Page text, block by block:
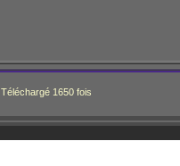
Téléchargé 1650 fois